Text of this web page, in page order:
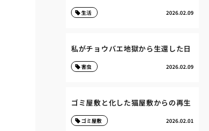
2026.02.09
生活
私がチョウバエ地獄から生還した日
2026.02.09
害虫
ゴミ屋敷と化した猫屋敷からの再生
2026.02.01
ゴミ屋敷